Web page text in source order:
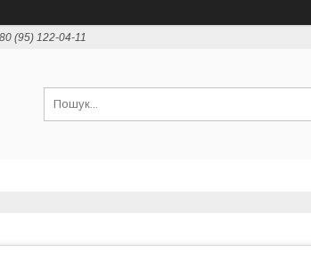
(95) 122-04-11